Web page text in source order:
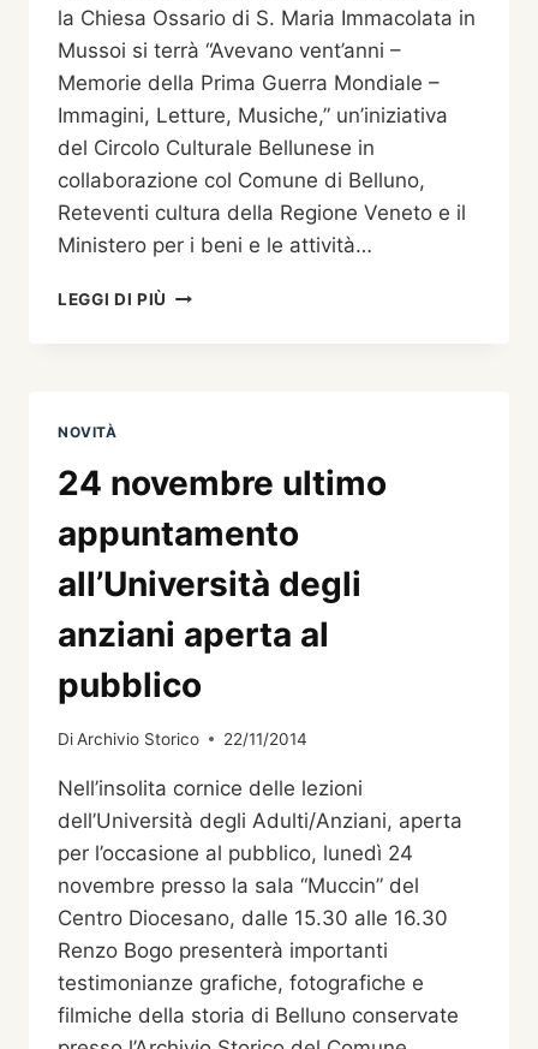
la Chiesa Ossario di S. Maria Immacolata in
Mussoi si terrà “Avevano vent’anni –
Memorie della Prima Guerra Mondiale –
Immagini, Letture, Musiche,” un’iniziativa
del Circolo Culturale Bellunese in
collaborazione col Comune di Belluno,
Reteventi cultura della Regione Veneto e il
Ministero per i beni e le attività…
LEGGI DI PIÙ “AVEVANO
NOVITÀ
24 novembre ultimo
appuntamento
all’Università degli
anziani aperta al
pubblico
DiArchivio Storico 22/11/2014
Nell’insolita cornice delle lezioni
dell’Università degli Adulti/Anziani, aperta
per l’occasione al pubblico, lunedì 24
novembre presso la sala “Muccin” del
Centro Diocesano, dalle 15.30 alle 16.30
Renzo Bogo presenterà importanti
testimonianze grafiche, fotografiche e
filmiche della storia di Belluno conservate